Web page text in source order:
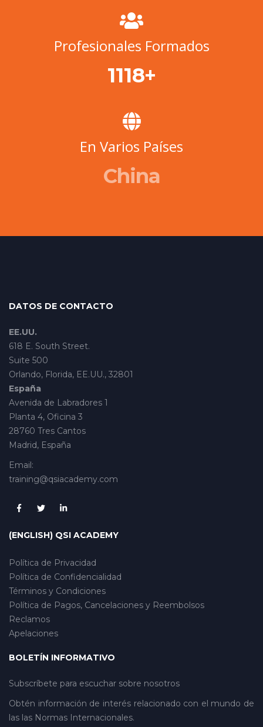
Profesionales Formados
1290+
En Varios Países
China
DATOS DE CONTACTO
EE.UU.
618 E. South Street.
Suite 500
Orlando, Florida, EE.UU., 32801
España
Avenida de Labradores 1
Planta 4, Oficina 3
28760 Tres Cantos
Madrid, España
Email:
training@qsiacademy.com
(ENGLISH) QSI ACADEMY
Política de Privacidad
Política de Confidencialidad
Términos y Condiciones
Política de Pagos, Cancelaciones y Reembolsos
Reclamos
Apelaciones
BOLETÍN INFORMATIVO
Subscríbete para escuchar sobre nosotros
Obtén información de interés relacionado con el mundo de
las las Normas Internacionales.